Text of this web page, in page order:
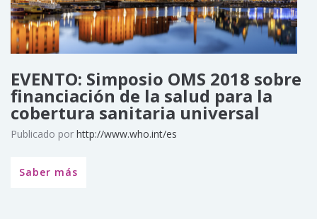
EVENTO: Simposio OMS 2018 sobre
financiación de la salud para la
cobertura sanitaria universal
Publicado por http://www.who.int/es
Saber más